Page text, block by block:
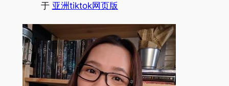
于 亚洲tiktok网页版